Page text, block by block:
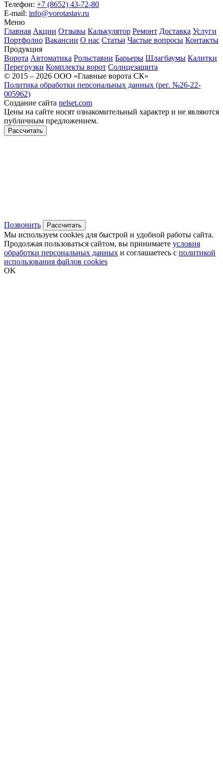
Телефон: +7 (8652) 43-72-80
E-mail: info@vorotastav.ru
Меню
Главная Акции Отзывы Калькулятор Ремонт Доставка Услуги
Портфолио Вакансии О нас Статьи Частые вопросы Контакты
Продукция
Ворота Автоматика Рольставни Барьеры Шлагбаумы Калитки
Перегрузки Комплекты ворот Солнцезащита
© 2015 – 2026 ООО «Главные ворота СК»
Политика обработки персональных данных (рег. №26-22-
005962)
Создание сайта nelset.com
Цены на сайте носят ознакомительный характер и не являются
публичным предложением.
Рассчитать
Позвонить Рассчитать
Мы используем cookies для быстрой и удобной работы сайта.
Продолжая пользоваться сайтом, вы принимаете условия
обработки персональных данных и соглашаетесь с политикой
использования файлов cookies
OK